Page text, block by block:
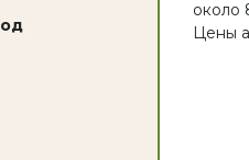
около
Цены